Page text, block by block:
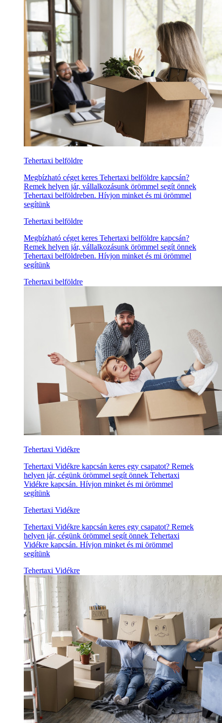
Tehertaxi belföldre
Megbízható céget keres Tehertaxi belföldre kapcsán?
Remek helyen jár, vállalkozásunk örömmel segít önnek
Tehertaxi belföldreben. Hívjon minket és mi örömmel
segítünk
Tehertaxi belföldre
Megbízható céget keres Tehertaxi belföldre kapcsán?
Remek helyen jár, vállalkozásunk örömmel segít önnek
Tehertaxi belföldreben. Hívjon minket és mi örömmel
segítünk
Tehertaxi belföldre
Tehertaxi Vidékre
Tehertaxi Vidékre kapcsán keres egy csapatot? Remek
helyen jár, cégünk örömmel segít önnek Tehertaxi
Vidékre kapcsán. Hívjon minket és mi örömmel
segítünk
Tehertaxi Vidékre
Tehertaxi Vidékre kapcsán keres egy csapatot? Remek
helyen jár, cégünk örömmel segít önnek Tehertaxi
Vidékre kapcsán. Hívjon minket és mi örömmel
segítünk
Tehertaxi Vidékre